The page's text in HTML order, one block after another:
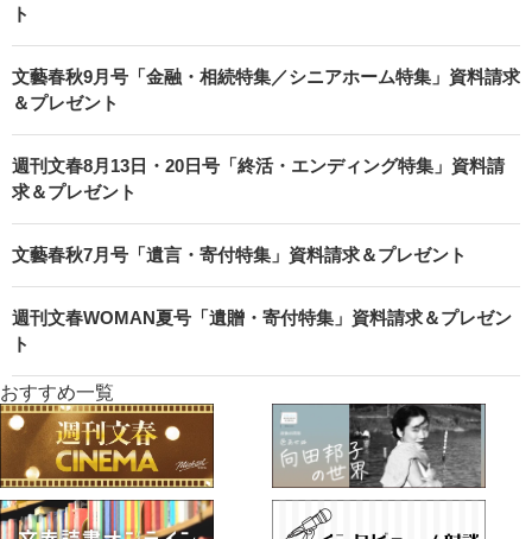
ト
文藝春秋9月号「金融・相続特集／シニアホーム特集」資料請求
＆プレゼント
週刊文春8月13日・20日号「終活・エンディング特集」資料請
求＆プレゼント
文藝春秋7月号「遺言・寄付特集」資料請求＆プレゼント
週刊文春WOMAN夏号「遺贈・寄付特集」資料請求＆プレゼン
ト
おすすめ一覧